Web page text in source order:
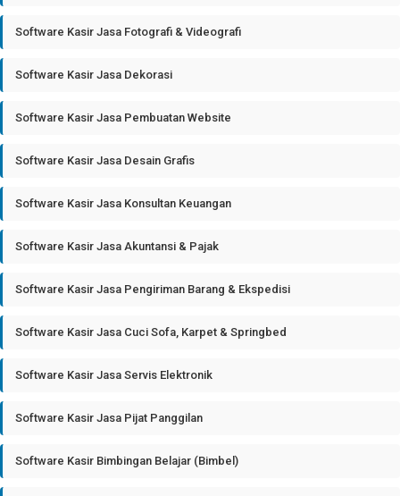
Software Kasir Jasa Fotografi & Videografi
Software Kasir Jasa Dekorasi
Software Kasir Jasa Pembuatan Website
Software Kasir Jasa Desain Grafis
Software Kasir Jasa Konsultan Keuangan
Software Kasir Jasa Akuntansi & Pajak
Software Kasir Jasa Pengiriman Barang & Ekspedisi
Software Kasir Jasa Cuci Sofa, Karpet & Springbed
Software Kasir Jasa Servis Elektronik
Software Kasir Jasa Pijat Panggilan
Software Kasir Bimbingan Belajar (Bimbel)